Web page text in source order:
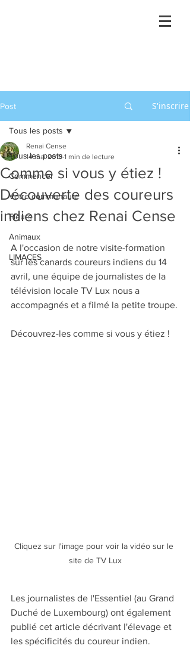
Post S'inscrire
Tous les posts
Commencer
Votre communauté
Fleurs
Animaux
LIMACES
Tous les posts
Comme si vous y étiez !
Découverte des coureurs
indiens chez Renai Cense
Renai Cense
14 mai 2019 1 min de lecture
A l'occasion de notre visite-formation
sur les canards coureurs indiens du 14
avril, une équipe de journalistes de la
télévision locale TV Lux nous a
accompagnés et a filmé la petite troupe.
Découvrez-les comme si vous y étiez !
Cliquez sur l'image pour voir la vidéo sur le
site de TV Lux
Les journalistes de l'Essentiel (au Grand
Duché de Luxembourg) ont également
publié cet article décrivant l'élevage et
les spécificités du coureur indien.